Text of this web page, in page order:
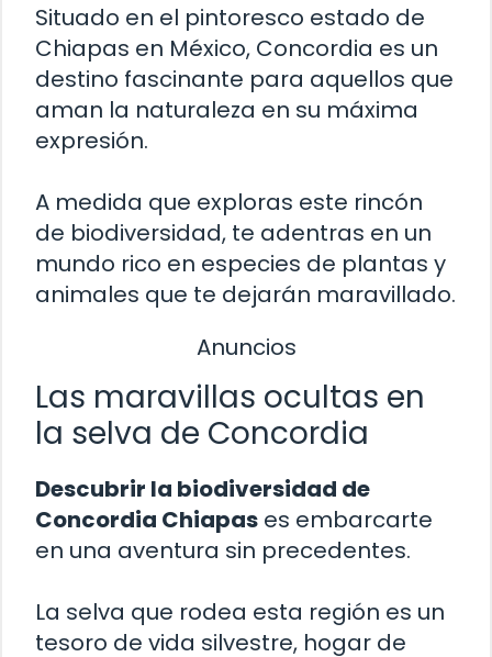
Situado en el pintoresco estado de
Chiapas en México, Concordia es un
destino fascinante para aquellos que
aman la naturaleza en su máxima
expresión.
A medida que exploras este rincón
de biodiversidad, te adentras en un
mundo rico en especies de plantas y
animales que te dejarán maravillado.
Anuncios
Las maravillas ocultas en
la selva de Concordia
Descubrir la biodiversidad de
Concordia Chiapas es embarcarte
en una aventura sin precedentes.
La selva que rodea esta región es un
tesoro de vida silvestre, hogar de